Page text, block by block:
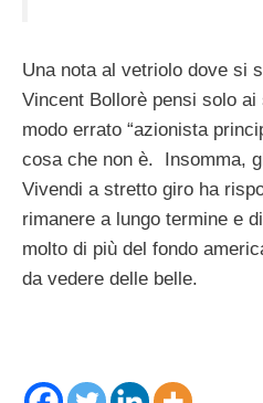
Una nota al vetriolo dove si
Vincent Bollorè pensi solo
modo errato “azionista
cosa che non è. Insomma,
Vivendi a stretto giro ha
rimanere a lungo termine e
molto di più del fondo
da vedere delle belle.